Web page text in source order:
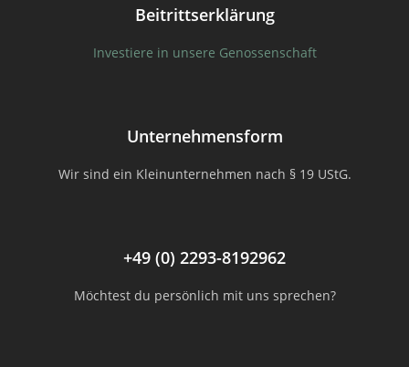
Beitrittserklärung
Investiere in unsere Genossenschaft
Unternehmensform
Wir sind ein Kleinunternehmen nach § 19 UStG.
+49 (0) 2293-8192962
Möchtest du persönlich mit uns sprechen?